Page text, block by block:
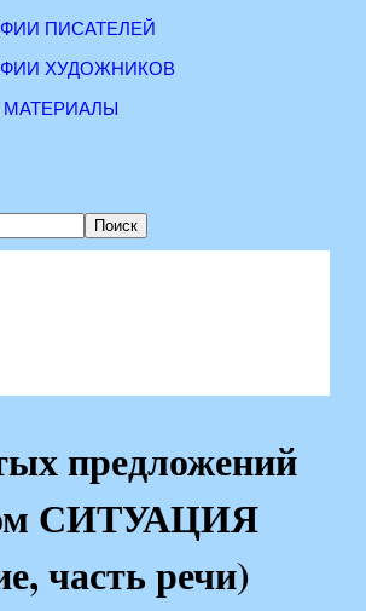
ПИСАТЕЛЕЙ
ХУДОЖНИКОВ
МАТЕРИАЛЫ
Поиск
предложений
СИТУАЦИЯ
часть речи)